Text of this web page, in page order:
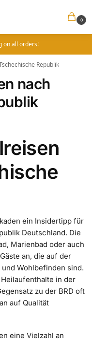
0
on all orders!
Republik
nach
ein Insidertipp für
Deutschland. Die
Marienbad oder auch
an, die auf der
Wohlbefinden sind.
in der
zu der BRD oft
auf Qualität
eine Vielzahl an